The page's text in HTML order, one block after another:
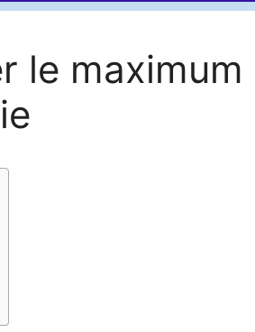
le maximum